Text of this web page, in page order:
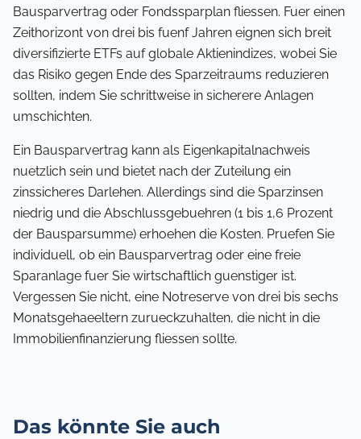
Bausparvertrag oder Fondssparplan fliessen. Fuer einen
Zeithorizont von drei bis fuenf Jahren eignen sich breit
diversifizierte ETFs auf globale Aktienindizes, wobei Sie
das Risiko gegen Ende des Sparzeitraums reduzieren
sollten, indem Sie schrittweise in sicherere Anlagen
umschichten.
Ein Bausparvertrag kann als Eigenkapitalnachweis
nuetzlich sein und bietet nach der Zuteilung ein
zinssicheres Darlehen. Allerdings sind die Sparzinsen
niedrig und die Abschlussgebuehren (1 bis 1,6 Prozent
der Bausparsumme) erhoehen die Kosten. Pruefen Sie
individuell, ob ein Bausparvertrag oder eine freie
Sparanlage fuer Sie wirtschaftlich guenstiger ist.
Vergessen Sie nicht, eine Notreserve von drei bis sechs
Monatsgehaeeltern zurueckzuhalten, die nicht in die
Immobilienfinanzierung fliessen sollte.
Das könnte Sie auch